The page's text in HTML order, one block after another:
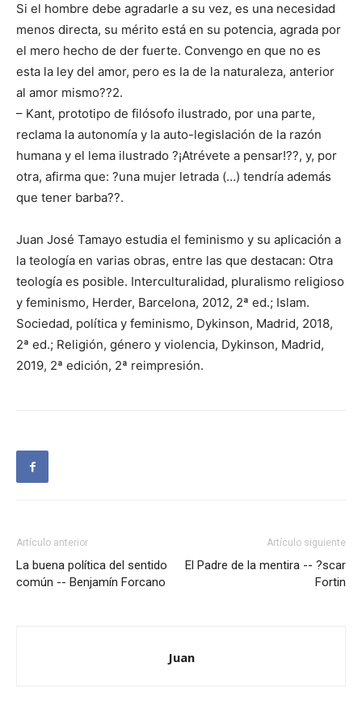
Si el hombre debe agradarle a su vez, es una necesidad
menos directa, su mérito está en su potencia, agrada por
el mero hecho de der fuerte. Convengo en que no es
esta la ley del amor, pero es la de la naturaleza, anterior
al amor mismo??2.
– Kant, prototipo de filósofo ilustrado, por una parte,
reclama la autonomía y la auto-legislación de la razón
humana y el lema ilustrado ?¡Atrévete a pensar!??, y, por
otra, afirma que: ?una mujer letrada (…) tendría además
que tener barba??.
Juan José Tamayo estudia el feminismo y su aplicación a
la teología en varias obras, entre las que destacan: Otra
teología es posible. Interculturalidad, pluralismo religioso
y feminismo, Herder, Barcelona, 2012, 2ª ed.; Islam.
Sociedad, política y feminismo, Dykinson, Madrid, 2018,
2ª ed.; Religión, género y violencia, Dykinson, Madrid,
2019, 2ª edición, 2ª reimpresión.
Artículo anterior
La buena política del sentido
común -- Benjamín Forcano
Artículo siguiente
El Padre de la mentira -- ?scar
Fortin
Juan